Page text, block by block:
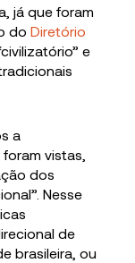
já que foram
doDiretório
e
a
foram vistas,
dos
Nesse
de
brasileira, ou